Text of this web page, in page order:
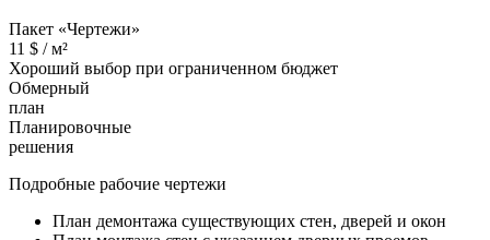
Пакет «Чертежи»
11 $ /м²
Хороший выбор при ограниченном бюджет
Обмерный
план
Планировочные
решения
Подробные рабочие чертежи
План демонтажа существующих стен, дверей и окон